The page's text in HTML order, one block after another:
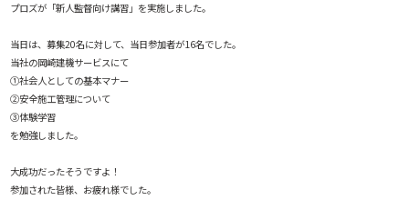
プロズが「新人監督向け講習」を実施しました。
当日は、募集20名に対して、当日参加者が16名でした。
当社の岡崎建機サービスにて
①社会人としての基本マナー
②安全施工管理について
③体験学習
を勉強しました。
大成功だったそうですよ！
参加された皆様、お疲れ様でした。